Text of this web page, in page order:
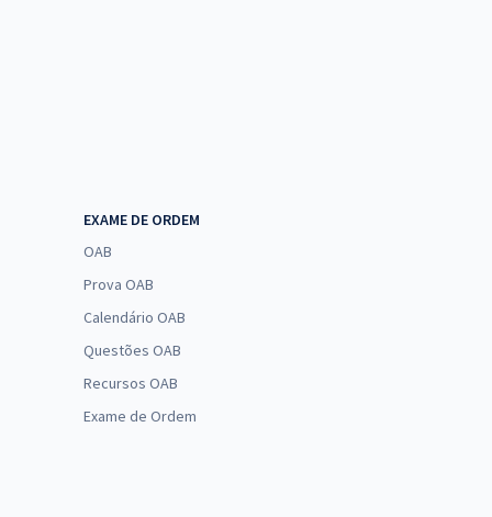
EXAME DE ORDEM
OAB
Prova OAB
Calendário OAB
Questões OAB
Recursos OAB
Exame de Ordem